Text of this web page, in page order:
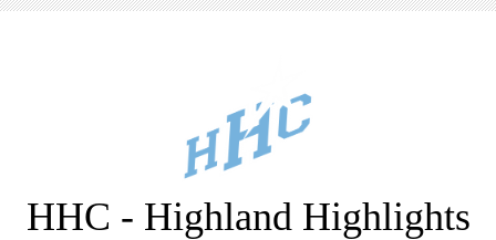
HHC - Highland Highlights